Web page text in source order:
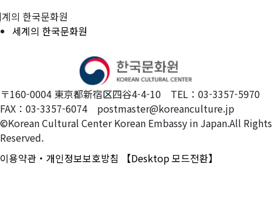
의 한국문화원
세계의 한국문화원
〒160-0004 東京都新宿区四谷4-4-10 TEL：03-3357-5970
FAX：03-3357-6074 postmaster@koreanculture.jp
©Korean Cultural Center Korean Embassy in Japan.All Rights
Reserved.
이용약관・개인정보보호방침
【Desktop 모드전환】